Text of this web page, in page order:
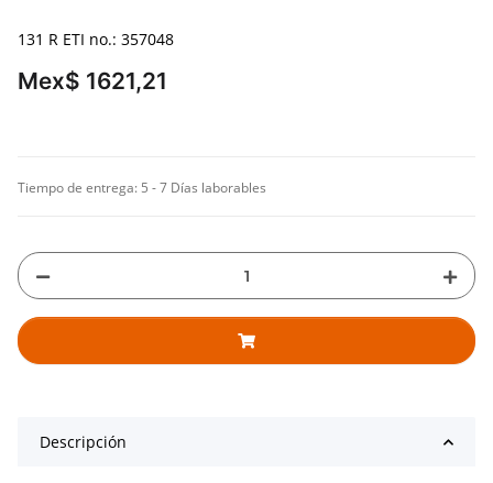
131 R ETI no.: 357048
Mex$ 1621,21
Tiempo de entrega: 5 - 7 Días laborables
Descripción